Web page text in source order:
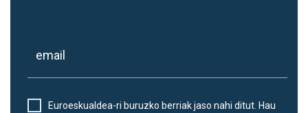
Euroeskualdea-ri buruzko berriak jaso nahi ditut. Hau